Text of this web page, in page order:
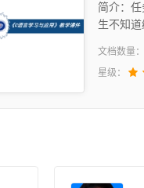
简介：
生不知道
程序的过
能够快
文档数量
星级：